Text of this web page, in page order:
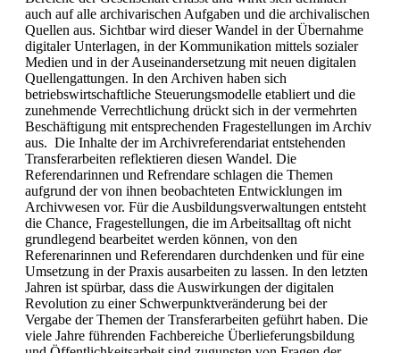
auch auf alle archivarischen Aufgaben und die archivalischen
Quellen aus. Sichtbar wird dieser Wandel in der Übernahme
digitaler Unterlagen, in der Kommunikation mittels sozialer
Medien und in der Auseinandersetzung mit neuen digitalen
Quellengattungen. In den Archiven haben sich
betriebswirtschaftliche Steuerungsmodelle etabliert und die
zunehmende Verrechtlichung drückt sich in der vermehrten
Beschäftigung mit entsprechenden Fragestellungen im Archiv
aus. Die Inhalte der im Archivreferendariat entstehenden
Transferarbeiten reflektieren diesen Wandel. Die
Referendarinnen und Refrendare schlagen die Themen
aufgrund der von ihnen beobachteten Entwicklungen im
Archivwesen vor. Für die Ausbildungsverwaltungen entsteht
die Chance, Fragestellungen, die im Arbeitsalltag oft nicht
grundlegend bearbeitet werden können, von den
Referenarinnen und Referendaren durchdenken und für eine
Umsetzung in der Praxis ausarbeiten zu lassen. In den letzten
Jahren ist spürbar, dass die Auswirkungen der digitalen
Revolution zu einer Schwerpunktveränderung bei der
Vergabe der Themen der Transferarbeiten geführt haben. Die
viele Jahre führenden Fachbereiche Überlieferungsbildung